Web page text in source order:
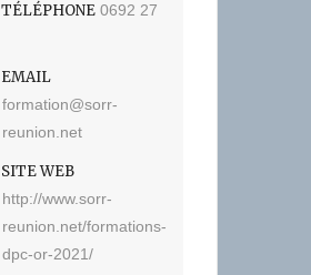
TÉLÉPHONE 0692 27
EMAIL
formation@sorr-
reunion.net
SITE WEB
http://www.sorr-
reunion.net/formations-
dpc-or-2021/